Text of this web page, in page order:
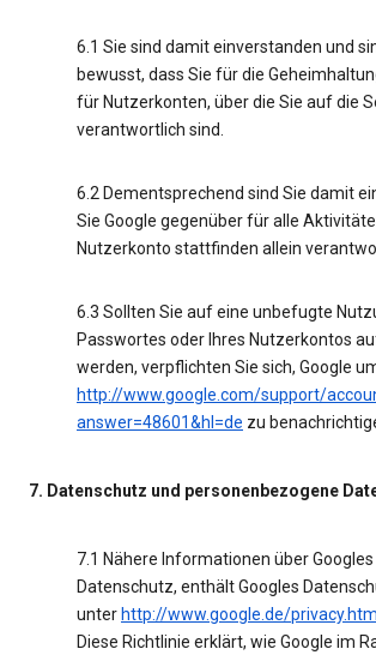
6.1 Sie sind damit einverstanden und
bewusst, dass Sie für die
für Nutzerkonten, über die Sie auf die
verantwortlich sind.
6.2 Dementsprechend sind Sie damit
Sie Google gegenüber für alle
Nutzerkonto stattfinden allein
6.3 Sollten Sie auf eine unbefugte
Passwortes oder Ihres Nutzerkontos
werden, verpflichten Sie sich, Google
http://www.google.com/support/
answer=48601&hl=de zu
7. Datenschutz und personenbezogene
7.1 Nähere Informationen über
Datenschutz, enthält Googles
unter http://www.google.de/privacy.html
Diese Richtlinie erklärt, wie Google im